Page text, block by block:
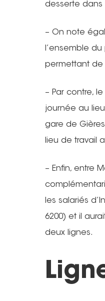
desserte dans
– On note
l’ensemble
permettant de
– Par contre,
journée au
gare de
lieu de travail
– Enfin, entre
les salariés
6200) et il
deux lignes.